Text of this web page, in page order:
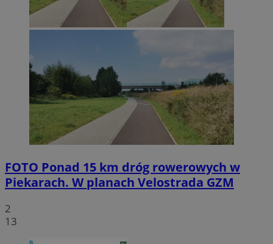
FOTO Ponad 15 km dróg rowerowych w
Piekarach. W planach Velostrada GZM
2
13